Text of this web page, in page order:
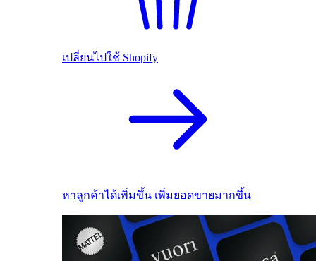
เปลี่ยนไปใช้ Shopify
หาลูกค้าได้เพิ่มขึ้น เพิ่มยอดขายมากขึ้น